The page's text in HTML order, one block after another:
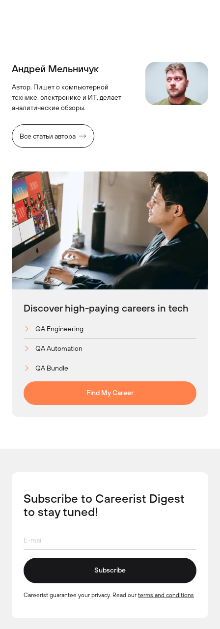
Андрей Мельничук
Автор. Пишет о компьютерной
технике, электронике и ИТ, делает
аналитические обзоры.
Все статьи автора
Discover high-paying careers in tech
QA Engineering
QA Automation
QA Bundle
Find My Career
Subscribe to Careerist Digest
to stay tuned!
Subscribe
Careerist guarantee your privacy. Read our terms and conditions